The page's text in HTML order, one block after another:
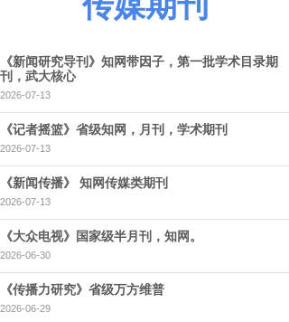
《新闻研究导刊》知网带因子，第一批学术目录期
刊，武大核心
2026-07-13
《记者摇篮》省级知网，月刊，学术期刊
2026-07-13
《新闻传播》 知网传媒类期刊
2026-07-13
《大众电视》国家级半月刊，知网。
2026-06-30
《传播力研究》省级万方维普
2026-06-29